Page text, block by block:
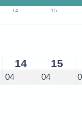
14 15
14 15
04 04